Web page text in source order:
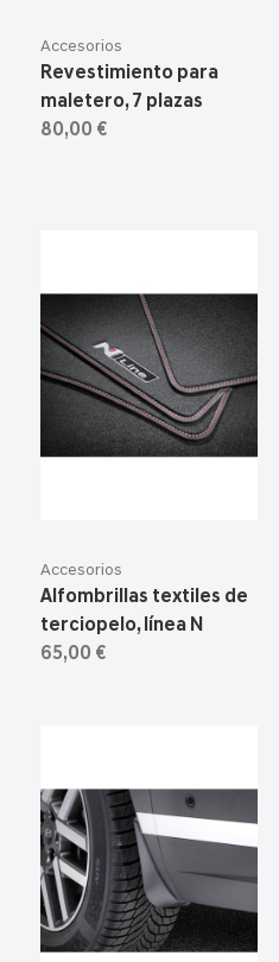
Accesorios
Revestimiento para
maletero, 7 plazas
80,00 €
Accesorios
Alfombrillas textiles de
terciopelo, línea N
65,00 €